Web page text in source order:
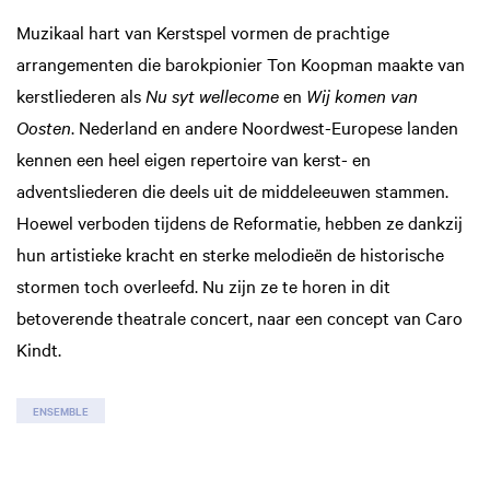
Muzikaal hart van Kerstspel vormen de prachtige
arrangementen die barokpionier Ton Koopman maakte van
kerstliederen als Nu syt wellecomeen Wij komen van
Oosten. Nederland en andere Noordwest-Europese landen
kennen een heel eigen repertoire van kerst- en
adventsliederen die deels uit de middeleeuwen stammen.
Hoewel verboden tijdens de Reformatie, hebben ze dankzij
hun artistieke kracht en sterke melodieën de historische
stormen toch overleefd. Nu zijn ze te horen in dit
betoverende theatrale concert, naar een concept van Caro
Kindt.
ENSEMBLE